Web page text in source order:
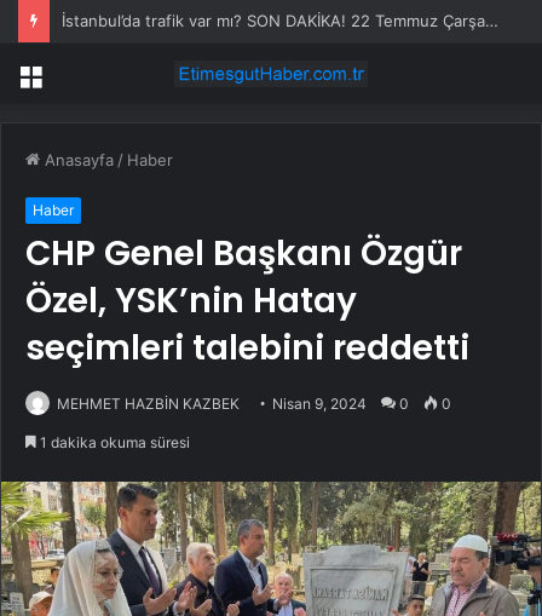
İstanbul’da trafik var mı? SON DAKİKA! 22 Temmuz Çarşamba hangi ilçelerde trafik var, hangi yollar kapalı?
Menü
Anasayfa / Haber
Haber
CHP Genel Başkanı Özgür
Özel, YSK’nin Hatay
seçimleri talebini reddetti
MEHMET HAZBİN KAZBEK Nisan 9, 2024 0 0
1 dakika okuma süresi